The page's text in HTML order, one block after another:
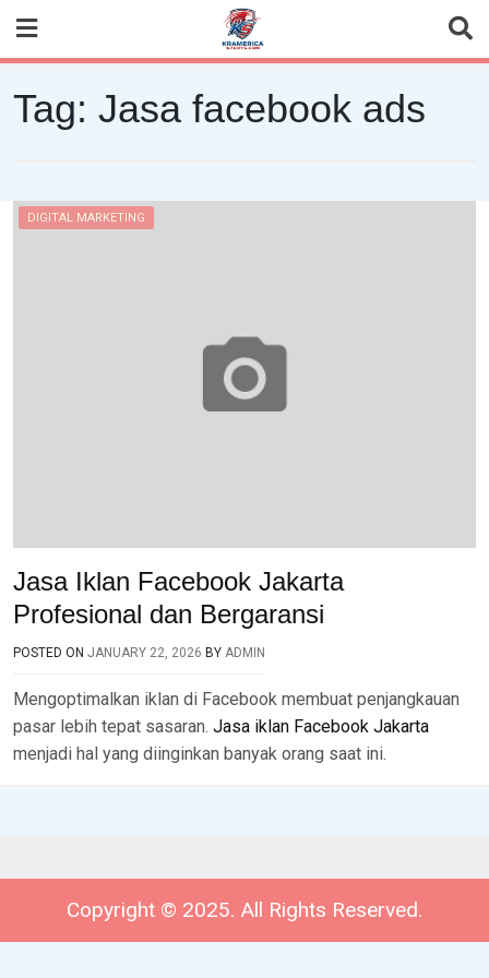
content
Tag: Jasa facebook ads
DIGITAL MARKETING
Jasa Iklan Facebook Jakarta
Profesional dan Bergaransi
POSTED ON JANUARY 22, 2026 BY ADMIN
Mengoptimalkan iklan di Facebook membuat penjangkauan
pasar lebih tepat sasaran. Jasa iklan Facebook Jakarta
menjadi hal yang diinginkan banyak orang saat ini.